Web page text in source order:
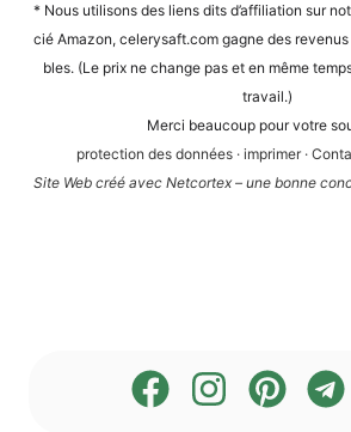
* Nous uti­li­sons des liens dits d’af­fi­lia­ti­on sur
cié Ama­zon, cele​ry​saft​.com gagne des
bles. (Le prix ne chan­ge pas et en même
travail.)
Mer­ci beau­coup pour vot­re
pro­tec­tion des don­nées · impri­mer·
Site Web créé avec Net­cortex – une bon­ne